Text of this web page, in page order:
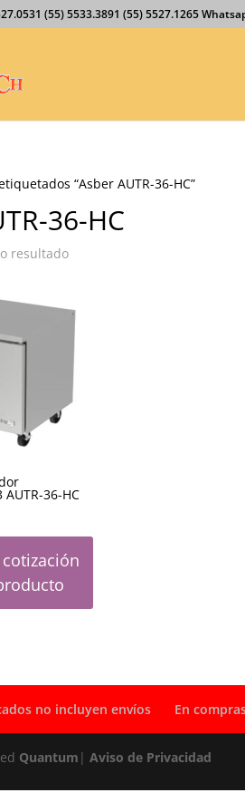
(55) 5533.3891 (55) 5527.1265
“Asber AUTR-36-HC”
36-HC
resultado
36-HC
no incluyen envíos En
Quantum |Aviso de Privacidad